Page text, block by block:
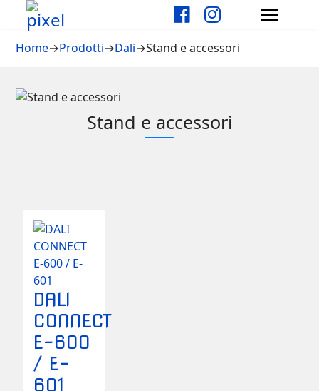
Home→Prodotti→Dali→Stand e accessori
Stand e accessori
DALI
CONNECT
E-600
/ E-
601